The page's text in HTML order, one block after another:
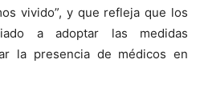
vivido”, y que refleja que los
a adoptar las medidas
la presencia de médicos en